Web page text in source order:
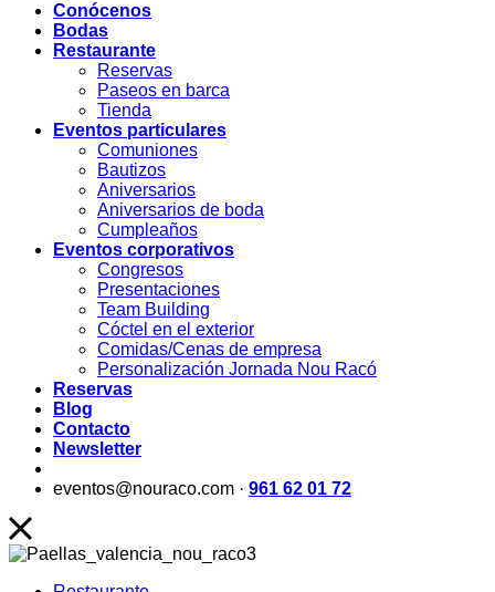
Conócenos
Bodas
Restaurante
Reservas
Paseos en barca
Tienda
Eventos particulares
Comuniones
Bautizos
Aniversarios
Aniversarios de boda
Cumpleaños
Eventos corporativos
Congresos
Presentaciones
Team Building
Cóctel en el exterior
Comidas/Cenas de empresa
Personalización Jornada Nou Racó
Reservas
Blog
Contacto
Newsletter
eventos@nouraco.com · 961 62 01 72